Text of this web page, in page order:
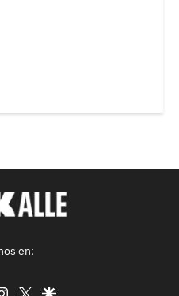
en:
instagram
twittergoogle